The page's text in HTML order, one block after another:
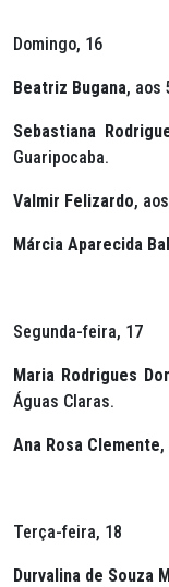
Domingo, 16
Beatriz Bugana, aos
Sebastiana
Guaripocaba.
Valmir Felizardo,
Márcia Aparecida
Segunda-feira, 17
Maria Rodrigues
Águas Claras.
Ana Rosa Clemente,
Terça-feira, 18
Durvalina de Souza